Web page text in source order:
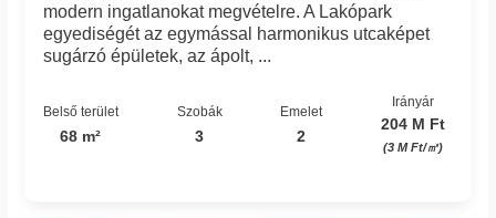
modern ingatlanokat megvételre. A Lakópark
egyediségét az egymással harmonikus utcaképet
sugárzó épületek, az ápolt, ...
Belső terület
68 m²
Szobák
3
Emelet
2
Irányár
204 M Ft
(3 M Ft/㎡)